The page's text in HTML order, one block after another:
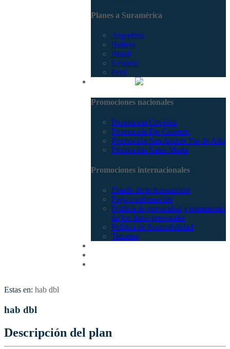
Planes a Suramérica
Argentina
Bolivia
Brasil
Ecuador
Perú
Promociones nacionales
Promocion Coveñas
Promoción Eje Cafetero
Promoción San Andrés Fin de Año
Promoción Santa Marta
Promociones internacionales
Estado de tu transacción
Pago confirmación
Política de privacidad y tratamiento
de los datos personales
Política de Sostenibilidad
Tiquetes
Estas en: hab dbl
hab dbl
Descripción del plan